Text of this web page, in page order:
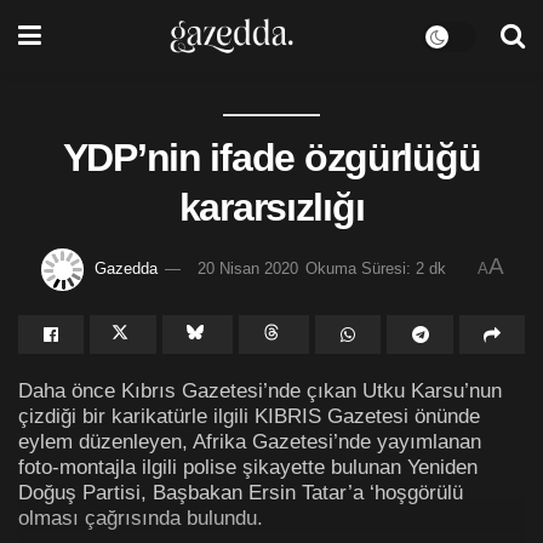
YDP’nin ifade özgürlüğü
kararsızlığı
Gazedda 20 Nisan 2020 Okuma Süresi: 2 dk AA
Daha önce Kıbrıs Gazetesi’nde çıkan Utku Karsu’nun
çizdiği bir karikatürle ilgili KIBRIS Gazetesi önünde
eylem düzenleyen, Afrika Gazetesi’nde yayımlanan
foto-montajla ilgili polise şikayette bulunan Yeniden
Doğuş Partisi, Başbakan Ersin Tatar’a ‘hoşgörülü
olması çağrısında bulundu.